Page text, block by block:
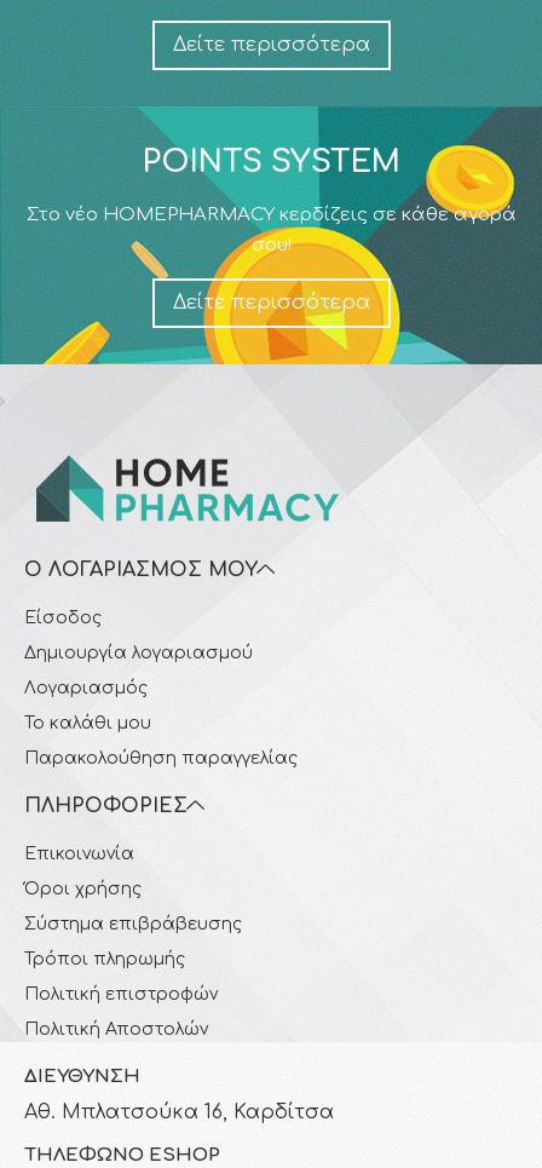
Δείτε περισσότερα
POINTS SYSTEM
Στο νέο HOMEPHARMACY κερδίζεις σε κάθε αγορά
σου!
Δείτε περισσότερα
Ο ΛΟΓΑΡΙΑΣΜΌΣ ΜΟΥ
Είσοδος
Δημιουργία λογαριασμού
Λογαριασμός
Το καλάθι μου
Παρακολούθηση παραγγελίας
ΠΛΗΡΟΦΟΡΊΕΣ
Επικοινωνία
Όροι χρήσης
Σύστημα επιβράβευσης
Τρόποι πληρωμής
Πολιτική επιστροφών
Πολιτική Αποστολών
ΔΙΕΎΘΥΝΣΗ
Αθ. Μπλατσούκα 16, Καρδίτσα
ΤΗΛΈΦΩΝΟ ESHOP